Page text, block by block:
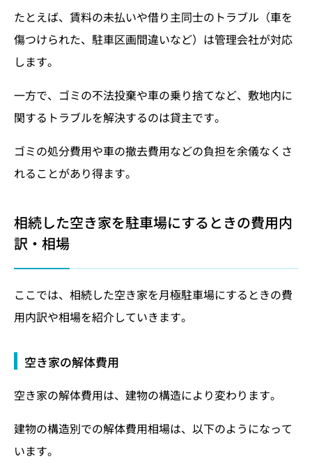
たとえば、賃料の未払いや借り主同士のトラブル（車を
傷つけられた、駐車区画間違いなど）は管理会社が対応
します。
一方で、ゴミの不法投棄や車の乗り捨てなど、敷地内に
関するトラブルを解決するのは貸主です。
ゴミの処分費用や車の撤去費用などの負担を余儀なくさ
れることがあり得ます。
相続した空き家を駐車場にするときの費用内
訳・相場
ここでは、相続した空き家を月極駐車場にするときの費
用内訳や相場を紹介していきます。
空き家の解体費用
空き家の解体費用は、建物の構造により変わります。
建物の構造別での解体費用相場は、以下のようになって
います。